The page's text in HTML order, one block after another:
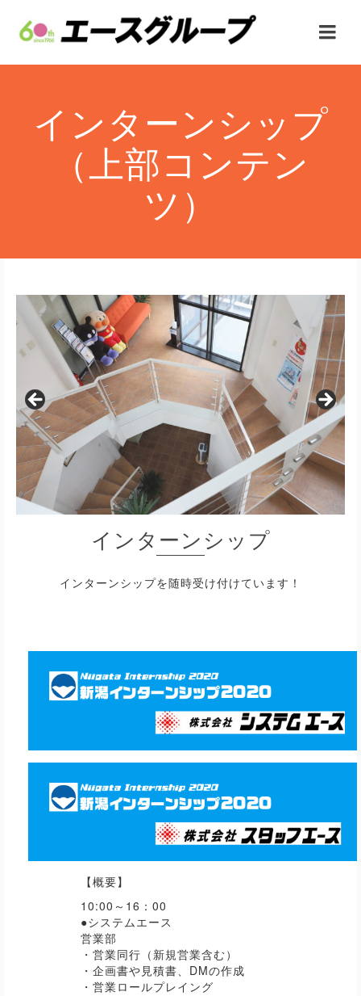
インターンシップ
（上部コンテン
ツ）
インターンシップ
インターンシップを随時受け付けています！
【概要】
10:00～16：00
●システムエース
営業部
・営業同行（新規営業含む）
・企画書や見積書、DMの作成
・営業ロールプレイング